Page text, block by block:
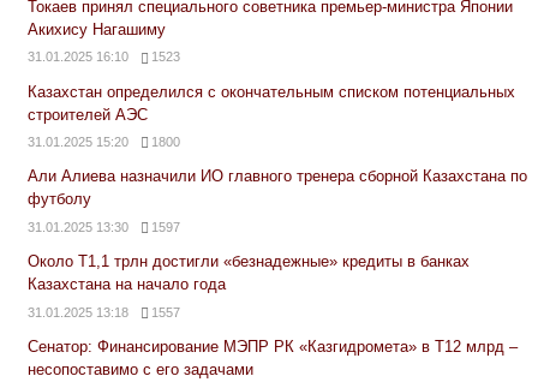
Токаев принял специального советника премьер-министра Японии
Акихису Нагашиму
31.01.2025 16:10 1523
Казахстан определился с окончательным списком потенциальных
строителей АЭС
31.01.2025 15:20 1800
Али Алиева назначили ИО главного тренера сборной Казахстана по
футболу
31.01.2025 13:30 1597
Около Т1,1 трлн достигли «безнадежные» кредиты в банках
Казахстана на начало года
31.01.2025 13:18 1557
Сенатор: Финансирование МЭПР РК «Казгидромета» в Т12 млрд –
несопоставимо с его задачами